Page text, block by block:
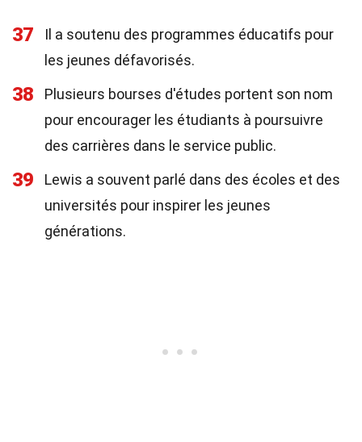
37
Il a soutenu des programmes éducatifs pour
les jeunes défavorisés.
38
Plusieurs bourses d'études portent son nom
pour encourager les étudiants à poursuivre
des carrières dans le service public.
39
Lewis a souvent parlé dans des écoles et des
universités pour inspirer les jeunes
générations.